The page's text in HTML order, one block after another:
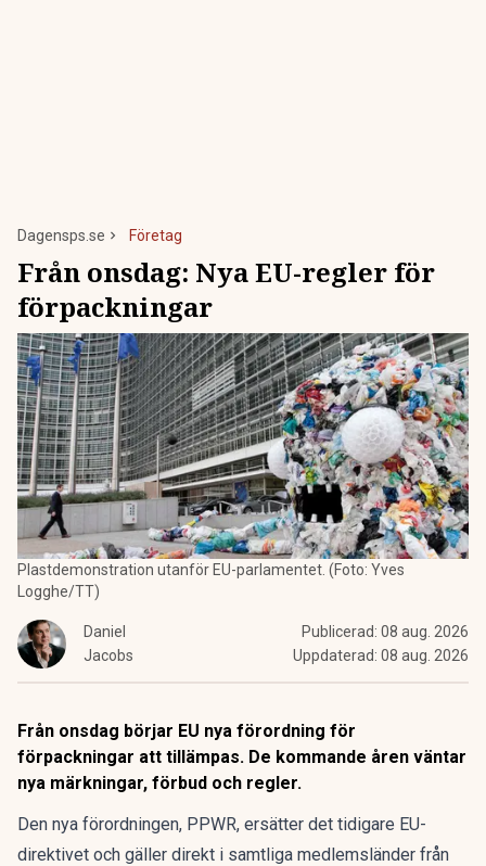
Dagensps.se Företag
Från onsdag: Nya EU-regler för
förpackningar
Plastdemonstration utanför EU-parlamentet. (Foto: Yves
Logghe/TT)
Daniel
Jacobs
Publicerad: 08 aug. 2026
Uppdaterad: 08 aug. 2026
Från onsdag börjar EU nya förordning för
förpackningar att tillämpas. De kommande åren väntar
nya märkningar, förbud och regler.
Den nya förordningen, PPWR, ersätter det tidigare EU-
direktivet och gäller direkt i samtliga medlemsländer från